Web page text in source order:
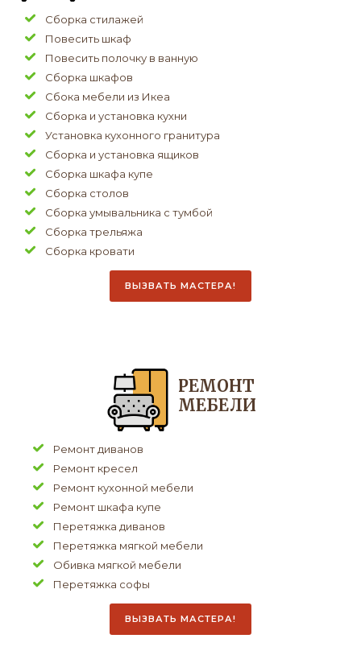
Сборка стилажей
Повесить шкаф
Повесить полочку в ванную
Сборка шкафов
Сбока мебели из Икеа
Сборка и установка кухни
Установка кухонного гранитура
Сборка и установка ящиков
Сборка шкафа купе
Сборка столов
Сборка умывальника с тумбой
Сборка трельяжа
Сборка кровати
ВЫЗВАТЬ МАСТЕРА!
РЕМОНТ
МЕБЕЛИ
Ремонт диванов
Ремонт кресел
Ремонт кухонной мебели
Ремонт шкафа купе
Перетяжка диванов
Перетяжка мягкой мебели
Обивка мягкой мебели
Перетяжка софы
ВЫЗВАТЬ МАСТЕРА!